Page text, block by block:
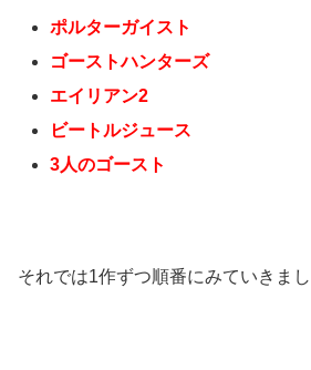
ポルターガイスト
ゴーストハンターズ
エイリアン2
ビートルジュース
3人のゴースト
それでは1作ずつ順番にみていきまし